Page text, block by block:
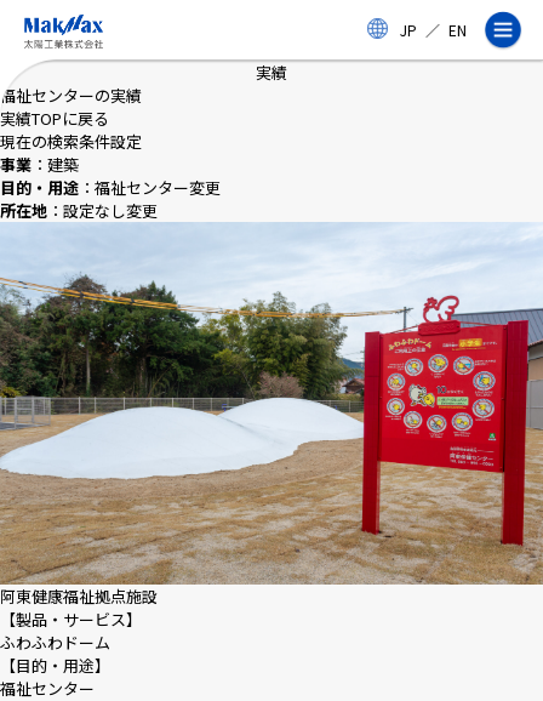
コ
ン
テ
ン
ツ
に
ス
プ
JP ／ EN
企業情報
事業紹介
製品・サービス
太陽工業コラム
採用情報
ニュース
実績
福祉センターの実績
実績TOPに戻る
現在の検索条件設定
事業 ：建築
目的・用途 ：福祉センター変更
所在地 ：設定なし変更
阿東健康福祉拠点施設
【製品・サービス】
ふわふわドーム
【目的・用途】
福祉センター